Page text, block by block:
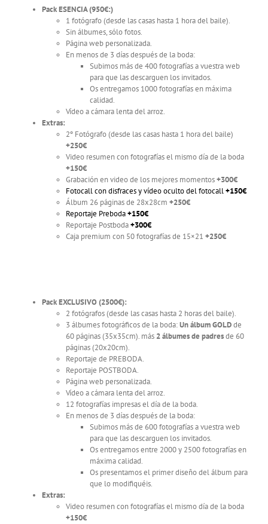
Pack ESENCIA (950€:)
1 fotógrafo (desde las casas hasta 1 hora del baile).
Sin álbumes, sólo fotos.
Página web personalizada.
En menos de 3 días después de la boda:
Subimos más de 400 fotografías a vuestra web
para que las descarguen los invitados.
Os entregamos 1000 fotografías en máxima
calidad.
Vídeo a cámara lenta del arroz.
Extras:
2º Fotógrafo (desde las casas hasta 1 hora del baile)
+250€
Video resumen con fotografías el mismo día de la boda
+150€
Grabación en video de los mejores momentos+300€
Fotocall con disfraces y vídeo oculto del fotocall+150€
Álbum 26 páginas de 28x28cm +250€
Reportaje Preboda+150€
Reportaje Postboda+300€
Caja premium con 50 fotografías de 15×21 +250€
Pack EXCLUSIVO(2500€):
2 fotógrafos (desde las casas hasta 2 horas del baile).
3 álbumes fotográficos de la boda:Un álbum GOLDde
60 páginas (35x35cm). más 2 álbumes de padresde 60
páginas (20x20cm).
Reportaje de PREBODA.
Reportaje POSTBODA.
Página web personalizada.
Vídeo a cámara lenta del arroz.
12 fotografías impresas el día de la boda.
En menos de 3 días después de la boda:
Subimos más de 600 fotografías a vuestra web
para que las descarguen los invitados.
Os entregamos entre 2000 y 2500 fotografías en
máxima calidad.
Os presentamos el primer diseño del álbum para
que lo modifiquéis.
Extras:
Video resumen con fotografías el mismo día de la boda
+150€